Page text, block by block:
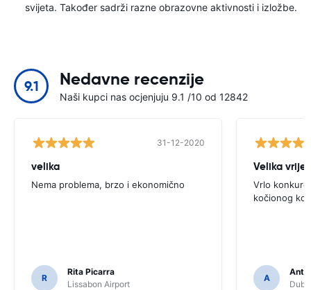
svijeta. Također sadrži razne obrazovne aktivnosti i izložbe.
9.1 Nedavne recenzije
Naši kupci nas ocjenjuju 9.1 /10 od 12842
31-12-2020
velika
Nema problema, brzo i ekonomično
R
Rita Picarra
Lissabon Airport
Velika
Vrlo
kočionog
A